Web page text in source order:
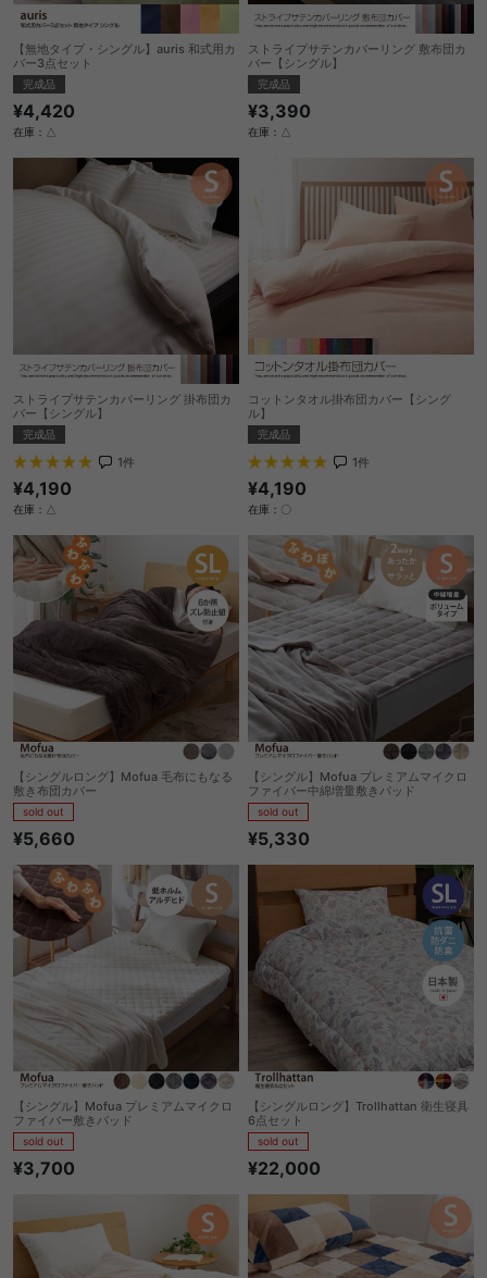
【無地タイプ・シングル】auris 和式用カ
バー3点セット
完成品
¥4,420
在庫：△
ストライプサテンカバーリング 敷布団カ
バー【シングル】
完成品
¥3,390
在庫：△
ストライプサテンカバーリング 掛布団カ
バー【シングル】
完成品
1件
¥4,190
在庫：△
コットンタオル掛布団カバー【シング
ル】
完成品
1件
¥4,190
在庫：〇
【シングルロング】Mofua 毛布にもなる
敷き布団カバー
sold out
¥5,660
【シングル】Mofua プレミアムマイクロ
ファイバー中綿増量敷きパッド
sold out
¥5,330
【シングル】Mofua プレミアムマイクロ
ファイバー敷きパッド
sold out
¥3,700
【シングルロング】Trollhattan 衛生寝具
6点セット
sold out
¥22,000